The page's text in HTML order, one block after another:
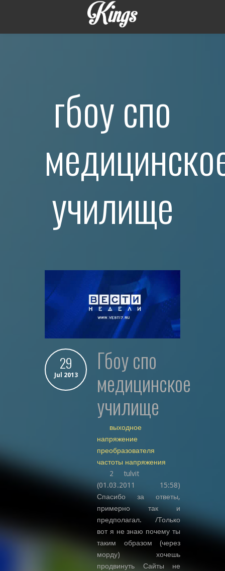
гбоу спо
училище
29
Jul 2013 гбоу спо
медицинское
училище
выходное
напряжение
преобразователя
частоты напряжения
2 tulvit
(01.03.2011 15:58)
Спасибо за ответы,
примерно так и
предполагал. /Только
вот я не знаю почему ты
таким образом (через
морду) хочешь
продвинуть Сайты не